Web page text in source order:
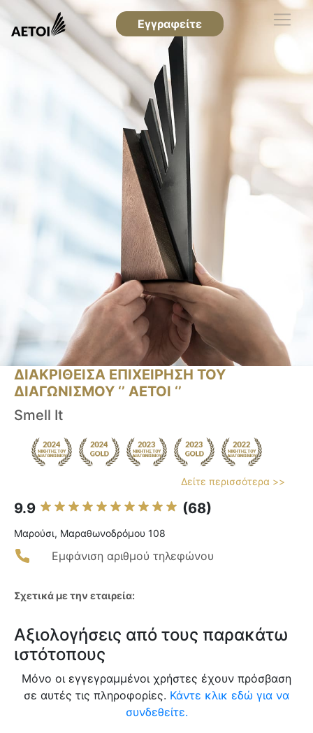
Εγγραφείτε
ΔΙΑΚΡΙΘΕΙΣΑ ΕΠΙΧΕΙΡΗΣΗ ΤΟΥ
ΔΙΑΓΩΝΙΣΜΟΥ ‘’ ΑΕΤΟΙ ‘’
Smell It
Δείτε περισσότερα >>
9.9 (68)
Μαρούσι, Μαραθωνοδρόμου 108
Εμφάνιση αριθμού τηλεφώνου
Σχετικά με την εταιρεία:
Αξιολογήσεις από τους παρακάτω
ιστότοπους
Μόνο οι εγγεγραμμένοι χρήστες έχουν πρόσβαση
σε αυτές τις πληροφορίες. Κάντε κλικ εδώ για να
συνδεθείτε.